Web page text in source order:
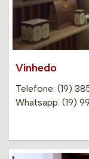
Vinhedo
Telefone: (19)
Whatsapp: (19)